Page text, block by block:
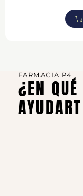
FARMACIA P4
¿EN